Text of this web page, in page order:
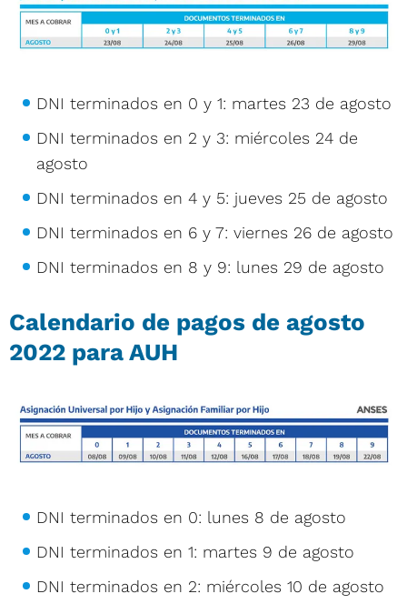
DNI terminados en 0 y 1: martes 23 de agosto
DNI terminados en 2 y 3: miércoles 24 de
agosto
DNI terminados en 4 y 5: jueves 25 de agosto
DNI terminados en 6 y 7: viernes 26 de agosto
DNI terminados en 8 y 9: lunes 29 de agosto
Calendario de pagos de agosto
2022 para AUH
DNI terminados en 0: lunes 8 de agosto
DNI terminados en 1: martes 9 de agosto
DNI terminados en 2: miércoles 10 de agosto